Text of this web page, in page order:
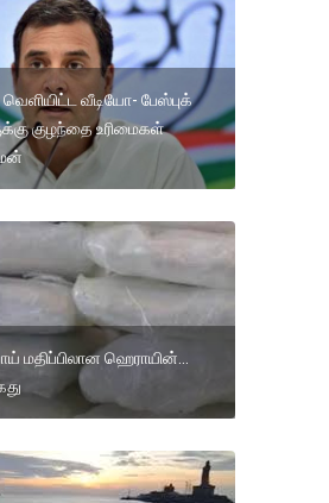
வெளியிட்ட வீடியோ- பேஸ்புக்
குழந்தை உரிமைகள்
மதிப்பிலான ஹெராயின்...